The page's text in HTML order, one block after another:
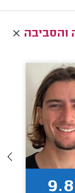
והסביבה